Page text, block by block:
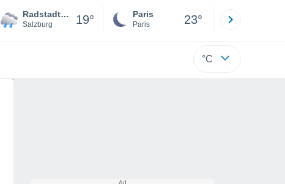
Radstadt - Altenmarkt
Salzburg 19° Paris
Paris 23°
°C